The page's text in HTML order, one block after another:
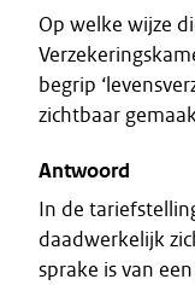
Op welke wijze
begrip
zichtbaar
Antwoord
In de
daadwerkelijk
sprake is van